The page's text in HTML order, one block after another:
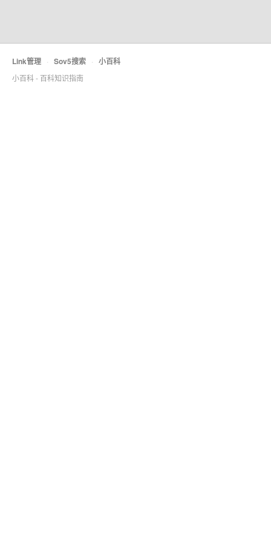
Link管理 · Sov5搜索 · 小百科
小百科 - 百科知识指南